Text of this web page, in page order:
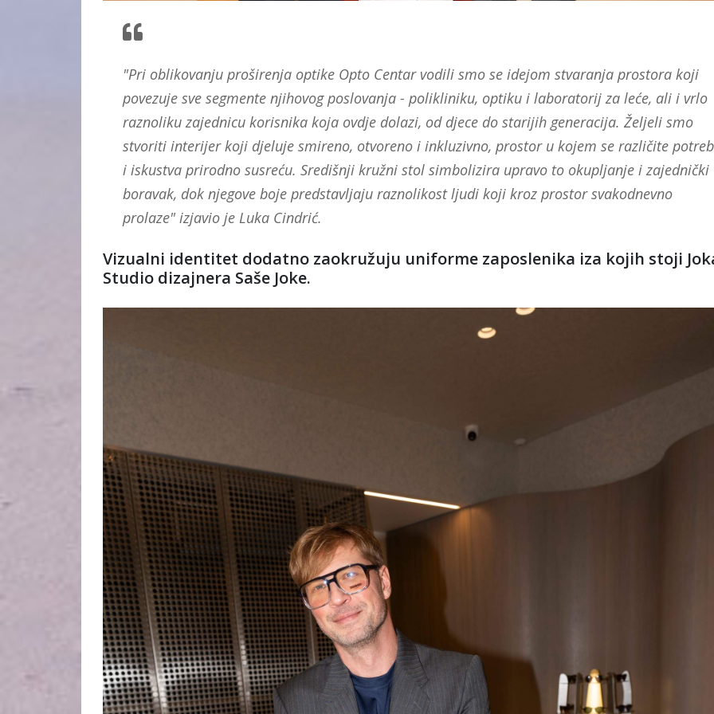
"Pri oblikovanju proširenja optike Opto Centar vodili smo se idejom stvaranja prostora koji
povezuje sve segmente njihovog poslovanja - polikliniku, optiku i laboratorij za leće, ali i vrlo
raznoliku zajednicu korisnika koja ovdje dolazi, od djece do starijih generacija. Željeli smo
stvoriti interijer koji djeluje smireno, otvoreno i inkluzivno, prostor u kojem se različite
i iskustva prirodno susreću. Središnji kružni stol simbolizira upravo to okupljanje i zajednički
boravak, dok njegove boje predstavljaju raznolikost ljudi koji kroz prostor svakodnevno
prolaze" izjavio je Luka Cindrić.
Vizualni identitet dodatno zaokružuju uniforme zaposlenika iza kojih stoji
Studio dizajnera Saše Joke.